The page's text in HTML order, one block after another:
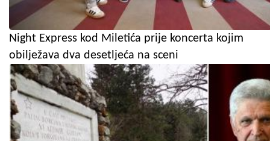
Night Express kod Miletića prije koncerta kojim
obilježava dva desetljeća na sceni